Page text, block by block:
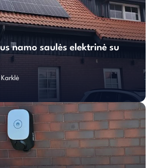
Individualaus
namo
saulės
elektrinė
su
kaupikliais
namo saulės elektrinė su
Karklė